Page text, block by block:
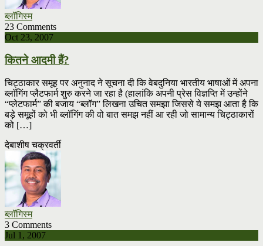
ब्लॉगिस्म
23 Comments
Oct 23, 2007
कितने आदमी हैं?
चिट्ठाकार समूह पर अनुनाद ने सूचना दी कि वेबदुनिया भारतीय भाषाओं में अपना
ब्लॉगिंग प्लैटफार्म शुरु करने जा रहा है (हालांकि अपनी प्रेस विज्ञप्ति में उन्होंने
“प्लेटफार्म” की बजाय “ब्लॉग” लिखना उचित समझा जिससे ये समझ आता है कि
बड़े समूहों को भी ब्लॉगिंग की वो बात समझ नहीं आ रही जो सामान्य चिट्ठाकारों
को […]
देबाशीष चक्रवर्ती
ब्लॉगिस्म
3 Comments
Jul 1, 2007